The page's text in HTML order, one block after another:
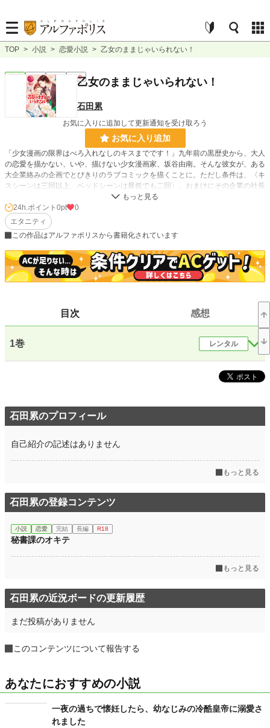
TOP > 小説 > 恋愛小説 > 乙女のままじゃいられない！
完結 長編 R18乙女のままじゃいられない！
石田累
お気に入りに追加して更新通知を受け取ろう
お気に入り追加
「少女漫画の限界はべろ入れなしのキスまでです！」九年前の黒歴史から、大人
の恋愛を描かない、いや、描けない少女漫画家、坂谷由南。そんな彼女が、ある
大企業絡みの企画でとびきりのラブコミックを描くことに。ただし条件は、〈キ
スシーンは三回以上、ベッドシーンは最低でも二回〉。おまけにその企業の社長
は、黒歴史の元凶・篠原柊哉だった！ 彼は由南の漫画に散々ダメ出しをした挙
句、「大人の恋愛を教えてやる」と言い出して――？ 反発し合う二人が作る、
最高のラブコミック・メイキングストーリー！
恋愛 66,374 位 / 66,374 件
文字数(レンタル含む) 176,463
更新日時
週間ポイント 0 pt (228,849 位)
24h.ポイント 0pt
0
エタニティ
この作品はアルファポリスから書籍化されています
目次 感想
1巻 レンタル
石田累のプロフィール
自己紹介の記述はありません
もっと見る
石田累の登録コンテンツ
小説 恋愛 完結 長編 R18
秘書課のオキテ
もっと見る
石田累の近況ボードの更新履歴
まだ投稿がありません
このコンテンツについて報告する
あなたにおすすめの小説
一夜の過ちで懐妊したら、幼なじみの冷酷皇帝に溺愛さ
れました